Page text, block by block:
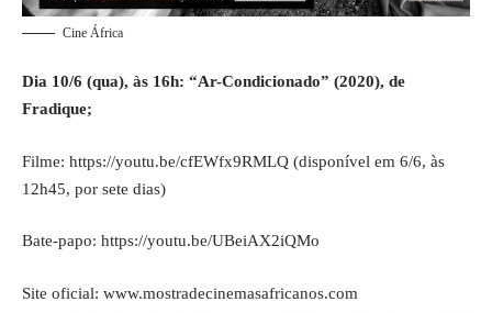
Cine África
Dia 10/6 (qua), às 16h: “Ar-Condicionado” (2020), de
Fradique;
Filme: https://youtu.be/cfEWfx9RMLQ (disponível em 6/6, às
12h45, por sete dias)
Bate-papo: https://youtu.be/UBeiAX2iQMo
Site oficial: www.mostradecinemasafricanos.com